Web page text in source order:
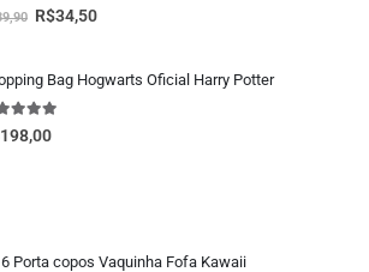
fora de 5
R$34,50
Bag Hogwarts Oficial Harry Potter
fora de 5
198,00
Porta copos Vaquinha Fofa Kawaii